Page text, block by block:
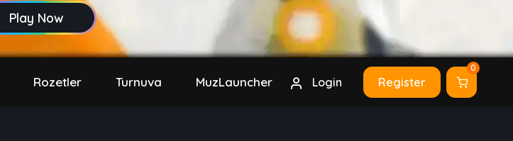
Play Now
Login Register
0
Rozetler Turnuva MuzLauncher